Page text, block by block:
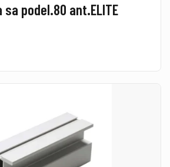
sa podel.80 ant.ELITE